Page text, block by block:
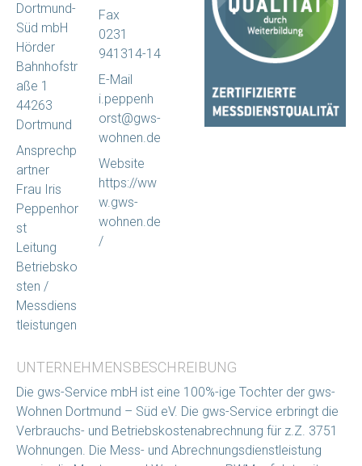
Dortmund-
Süd mbH
Hörder
Bahnhofstr
aße 1
44263
Dortmund
Ansprechp
artner
Frau Iris
Peppenhor
st
Leitung
Betriebsko
sten /
Messdiens
tleistungen
Fax
0231
941314-14
E-Mail
i.peppenh
orst@gws-
wohnen.de
Website
https://ww
w.gws-
wohnen.de
/
UNTERNEHMENSBESCHREIBUNG
Die gws-Service mbH ist eine 100%-ige Tochter der gws-
Wohnen Dortmund – Süd eV. Die gws-Service erbringt die
Verbrauchs- und Betriebskostenabrechnung für z.Z. 3751
Wohnungen. Die Mess- und Abrechnungsdienstleistung